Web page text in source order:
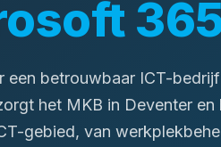
een betrouwbaar ICT-
het MKB in Deventer en
gebied, van